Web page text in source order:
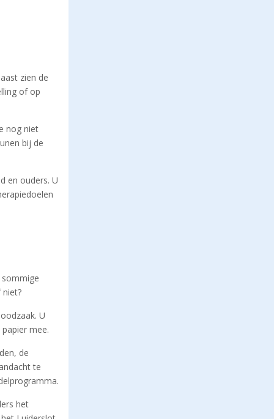
zien de
of op
nog niet
bij de
en ouders. U
U
mee.
de
te
het